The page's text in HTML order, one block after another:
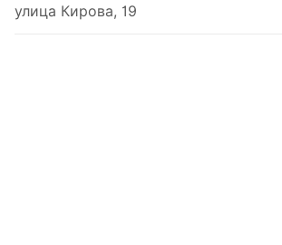
улица Кирова, 19